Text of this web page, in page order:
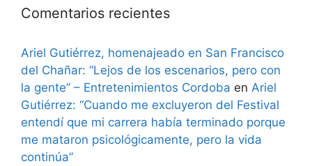
Comentarios recientes
Ariel Gutiérrez, homenajeado en San Francisco
del Chañar: “Lejos de los escenarios, pero con
la gente” – Entretenimientos Cordoba en Ariel
Gutiérrez: “Cuando me excluyeron del Festival
entendí que mi carrera había terminado porque
me mataron psicológicamente, pero la vida
continúa”